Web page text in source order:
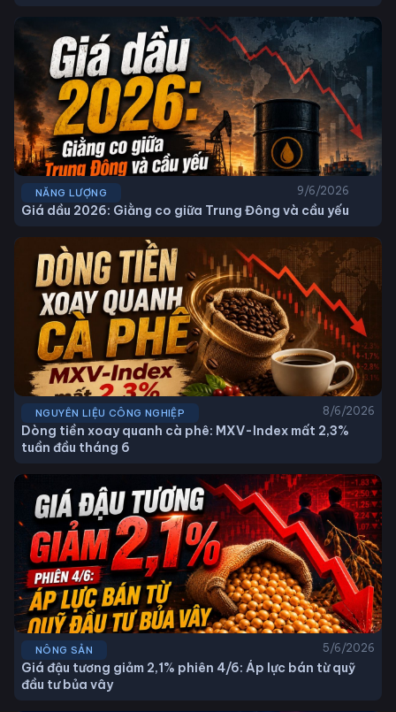
NĂNG LƯỢNG 9/6/2026
Giá dầu 2026: Giằng co giữa Trung Đông và cầu yếu
NGUYÊN LIỆU CÔNG NGHIỆP 8/6/2026
Dòng tiền xoay quanh cà phê: MXV-Index mất 2,3%
tuần đầu tháng 6
NÔNG SẢN 5/6/2026
Giá đậu tương giảm 2,1% phiên 4/6: Áp lực bán từ quỹ
đầu tư bủa vây